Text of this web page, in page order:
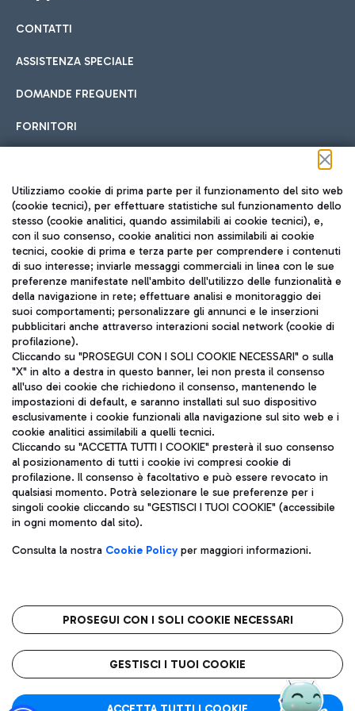
Cucina Internazionale
Fast Food
Pizza
Gelateria
Wine Bar & Sparkling
Hotel in aeroporto
Scegli l'alloggio più adatto e approfitta della vicinanza
all'aeroporto.
Car sharing
Con il Car Sharing è ancora più facile spostarsi
Treno
Raggiungi velocemente l'aeroporto di Fiumicino da Roma
tramite i servizi ferroviari Trenitalia.
Autobus
Scopri le linee di autobus per raggiungere l'aeroporto
Leonardo Da Vinci.
Raggiungi l’aeroporto senza pensieri con il servizio di taxi a
Ristoranti
Scopri la nostra offerta per una pausa gustosa in aeroporto
Mappa Aeroporto Fiumicino
CONTATTI
ASSISTENZA SPECIALE
DOMANDE FREQUENTI
FORNITORI
Seguici sui social
TRAVEL JOURNAL
ITA
Aeroporti di Roma S.p.A. - Società soggetta a direzione e
coordinamento di Mundys S.p.A.
Codice fiscale e Registro delle Imprese di Roma 13032990155 P.
IVA 06572251004
Capitale sociale 62.224.743,00 int. vers.
Sede legale: Via Pier Paolo Racchetti 1 - 00054 Fiumicino (RM)
telefono +39 06 65951
Privacy policy
Note legali
Roma FCO
L'aeroporto stellato
Utilizziamo cookie di prima parte per il funzionamento del sito web
(cookie tecnici), per effettuare statistiche sul funzionamento dello
stesso (cookie analitici, quando assimilabili ai cookie tecnici), e,
con il suo consenso, cookie analitici non assimilabili ai cookie
tecnici, cookie di prima e terza parte per comprendere i contenuti
di suo interesse; inviarle messaggi commerciali in linea con le sue
preferenze manifestate nell'ambito dell'utilizzo delle funzionalità e
della navigazione in rete; effettuare analisi e monitoraggio dei
suoi comportamenti; personalizzare gli annunci e le inserzioni
pubblicitari anche attraverso interazioni social network (cookie di
profilazione).
Cliccando su "PROSEGUI CON I SOLI COOKIE NECESSARI" o sulla
"X" in alto a destra in questo banner, lei non presta il consenso
all'uso dei cookie che richiedono il consenso, mantenendo le
impostazioni di default, e saranno installati sul suo dispositivo
esclusivamente i cookie funzionali alla navigazione sul sito web e i
cookie analitici assimilabili a quelli tecnici.
Cliccando su "ACCETTA TUTTI I COOKIE" presterà il suo consenso
al posizionamento di tutti i cookie ivi compresi cookie di
profilazione. Il consenso è facoltativo e può essere revocato in
qualsiasi momento. Potrà selezionare le sue preferenze per i
singoli cookie cliccando su "GESTISCI I TUOI COOKIE" (accessibile
in ogni momento dal sito).
Consulta la nostra Cookie Policyper maggiori informazioni.
PROSEGUI CON I SOLI COOKIE NECESSARI
GESTISCI I TUOI COOKIE